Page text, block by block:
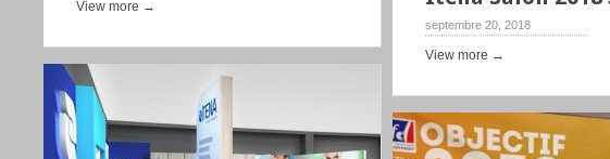
View more →
septembre 20, 2018
View more →